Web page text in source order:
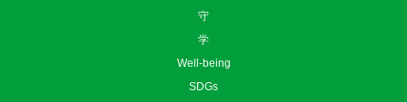
守
学
Well-being
SDGs